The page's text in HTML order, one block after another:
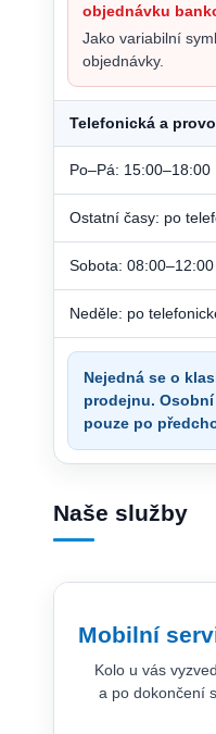
objednávku
Jako variabilní
objednávky.
Telefonická a
Po–Pá: 15:00–18:00
Ostatní časy: po
Sobota: 08:00–12:00
Neděle: po
Nejedná se o
prodejnu.
pouze po
Naše služby
Mobilní
Kolo u vás
a po dokončení